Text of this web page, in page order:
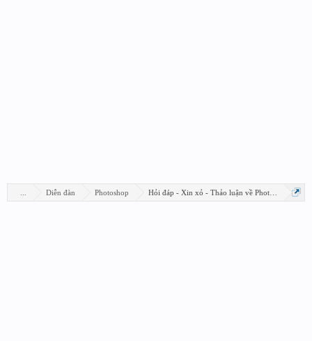
Diễn đàn Photoshop Hỏi đáp - Xin xỏ - Thảo luận về Photoshop